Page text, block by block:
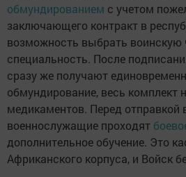
обмундированием с учетом
заключающего контракт в
возможность выбрать воинскую
специальность. После
сразу же получают
обмундирование, весь
медикаментов. Перед отправкой
военнослужащие проходят
дополнительное обучение. Это
Африканского корпуса, и Войск